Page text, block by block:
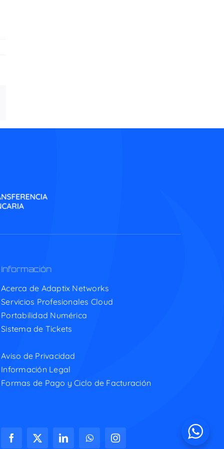
Información
Acerca de Adaptix Networks
Servicios Profesionales Cloud
Portabilidad Numérica
Sistema de Tickets
Aviso de Privacidad
Información Legal
Formas de Pago y Ciclo de Facturación